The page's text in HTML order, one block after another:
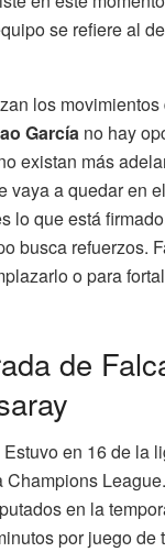
se refiere al
los
García no hay
existan más
vaya a quedar en
lo que está
busca refuerzos.
o para
de
en 16 de la
Champions
en la
por juego de